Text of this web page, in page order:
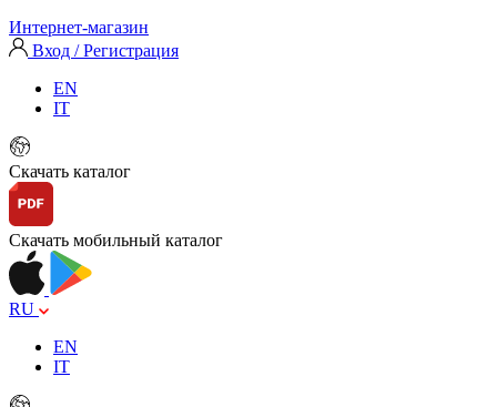
Интернет-магазин
Вход / Регистрация
EN
IT
Скачать каталог
Скачать мобильный каталог
RU
EN
IT